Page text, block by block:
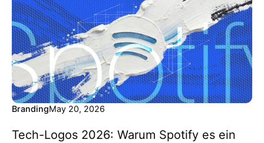
BrandingMay 20, 2026
Tech-Logos 2026: Warum Spotify es ein